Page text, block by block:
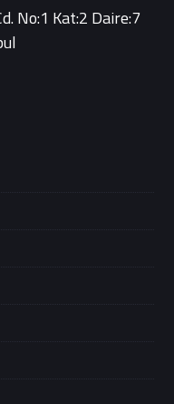
No:1 Kat:2 Daire:7